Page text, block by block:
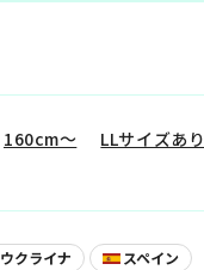
民族衣装
160cm〜
LLサイズあり
ウクライナ
スペイン